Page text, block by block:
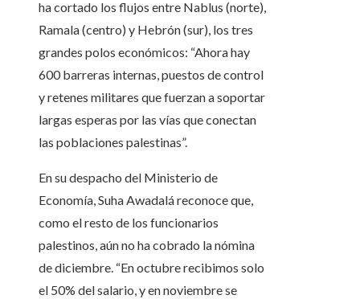
ha cortado los flujos entre Nablus (norte),
Ramala (centro) y Hebrón (sur), los tres
grandes polos económicos: “Ahora hay
600 barreras internas, puestos de control
y retenes militares que fuerzan a soportar
largas esperas por las vías que conectan
las poblaciones palestinas”.
En su despacho del Ministerio de
Economía, Suha Awadalá reconoce que,
como el resto de los funcionarios
palestinos, aún no ha cobrado la nómina
de diciembre. “En octubre recibimos solo
el 50% del salario, y en noviembre se